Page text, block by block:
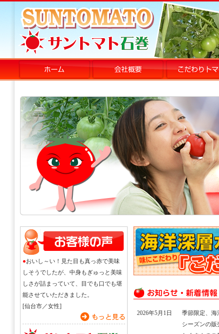
●おいし～い！見た目も真っ赤で美味
しそうでしたが、中身もぎゅっと美味
しさが詰まっていて、目でも口でも堪
能させていただきました。
[仙台市／女性]
2026年5月1日
季節限定、海
シーズンの